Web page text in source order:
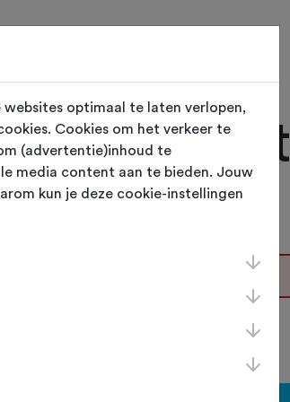
Utrecht
2024
15 september 2024.
websites optimaal te laten verlopen,
Cookies om het verkeer te
(advertentie)inhoud te
media content aan te bieden. Jouw
kun je deze cookie-instellingen